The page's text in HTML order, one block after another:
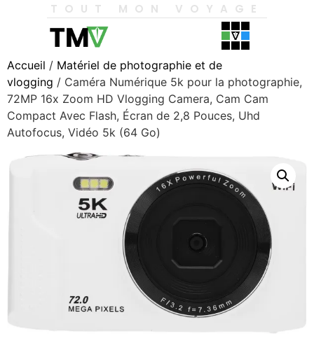
TOUT MON VOYAGE
Accueil / Matériel de photographie et de
vlogging / Caméra Numérique 5k pour la photographie,
72MP 16x Zoom HD Vlogging Camera, Cam Cam
Compact Avec Flash, Écran de 2,8 Pouces, Uhd
Autofocus, Vidéo 5k (64 Go)